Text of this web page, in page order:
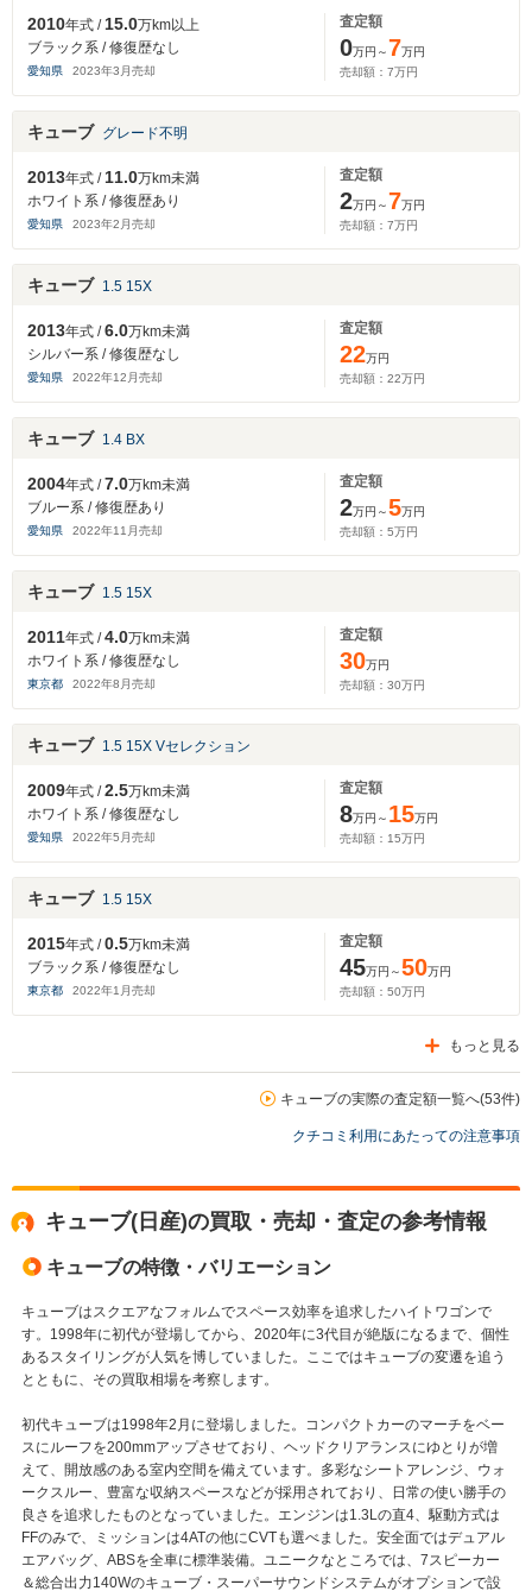
2010年式 /15.0万km以上
ブラック系 / 修復歴なし
愛知県 2023年3 月売却
査定額
0万円～7万円
売却額： 7万円
キューブ グレード不明
2013年式 /11.0万km未満
ホワイト系 / 修復歴あり
愛知県 2023年2 月売却
査定額
2万円～7万円
売却額： 7万円
キューブ 1.5 15X
2013年式 /6.0万km未満
シルバー系 / 修復歴なし
愛知県 2022年12 月売却
査定額
22万円
売却額： 22万円
キューブ 1.4 BX
2004年式 /7.0万km未満
ブルー系 / 修復歴あり
愛知県 2022年11 月売却
査定額
2万円～5万円
売却額： 5万円
キューブ 1.5 15X
2011年式 /4.0万km未満
ホワイト系 / 修復歴なし
東京都 2022年8 月売却
査定額
30万円
売却額： 30万円
キューブ 1.5 15X Vセレクション
2009年式 /2.5万km未満
ホワイト系 / 修復歴なし
愛知県 2022年5 月売却
査定額
8万円～ 15万円
売却額： 15万円
キューブ 1.5 15X
2015年式 /0.5万km未満
ブラック系 / 修復歴なし
東京都 2022年1 月売却
査定額
45万円～50万円
売却額： 50万円
もっと見る
キューブの実際の査定額一覧へ(53件)
クチコミ利用にあたっての注意事項
キューブ(日産)の買取・売却・査定の参考情報
キューブの特徴・バリエーション
キューブはスクエアなフォルムでスペース効率を追求したハイトワゴンで
す。1998年に初代が登場してから、2020年に3代目が絶版になるまで、個性
あるスタイリングが人気を博していました。ここではキューブの変遷を追う
とともに、その買取相場を考察します。
初代キューブは1998年2月に登場しました。コンパクトカーのマーチをベー
スにルーフを200mmアップさせており、ヘッドクリアランスにゆとりが増
えて、開放感のある室内空間を備えています。多彩なシートアレンジ、ウォ
ークスルー、豊富な収納スペースなどが採用されており、日常の使い勝手の
良さを追求したものとなっていました。エンジンは1.3Lの直4、駆動方式は
FFのみで、ミッションは4ATの他にCVTも選べました。安全面ではデュアル
エアバッグ、ABSを全車に標準装備。ユニークなところでは、7スピーカー
＆総合出力140Wのキューブ・スーパーサウンドシステムがオプションで設